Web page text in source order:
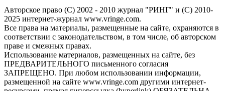
Авторское право (С) 2002 - 2010 журнал "РИНГ" и (С) 2010-
2025 интернет-журнал www.vringe.com.
Все права на материалы, размещенные на сайте, охраняются в
соответствии с законодательством, в том числе, об авторском
праве и смежных правах.
Использование материалов, размещенных на сайте, без
ПРЕДВАРИТЕЛЬНОГО письменного согласия
ЗАПРЕЩЕНО. При любом использовании информации,
размещенной на сайте www.vringe.com другими интернет-